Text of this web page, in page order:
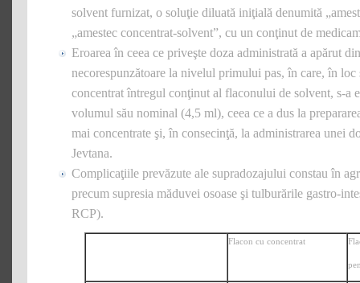
solvent furnizat, o soluţie diluată iniţială denumită
„amestec concentrat‑solvent”, cu un conţinut de
Eroarea în ceea ce priveşte doza administrată a apărut
necorespunzătoare la nivelul primului pas, în care, în loc
concentrat întregul conţinut al flaconului de solvent, s-a
volumul său nominal (4,5 ml), ceea ce a dus la
mai concentrate şi, în consecinţă, la administrarea unei
Jevtana.
Complicaţiile prevăzute ale supradozajului constau în
precum supresia măduvei osoase şi tulburările gastro-
RCP).
Flacon cu concentrat